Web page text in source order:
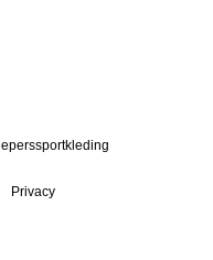
Privacy